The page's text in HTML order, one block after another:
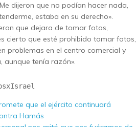
dijeron que no podían hacer nada,
estaba en su derecho».
que dejara de tomar fotos,
cierto que esté prohibido tomar fotos,
problemas en el centro comercial y
aunque tenía razón».
que el ejército continuará
Hamás